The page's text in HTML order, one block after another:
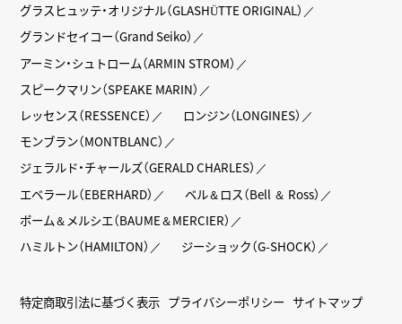
グラスヒュッテ・オリジナル（GLASHÜTTE ORIGINAL）
グランドセイコー（Grand Seiko）
アーミン・シュトローム（ARMIN STROM）
スピークマリン（SPEAKE MARIN）
レッセンス（RESSENCE）
ロンジン（LONGINES）
モンブラン（MONTBLANC）
ジェラルド・チャールズ（GERALD CHARLES）
エベラール（EBERHARD）
ベル＆ロス（Bell ＆ Ross）
ボーム＆メルシエ（BAUME＆MERCIER）
ハミルトン（HAMILTON）
ジーショック（G-SHOCK）
特定商取引法に基づく表示 プライバシーポリシー サイトマップ